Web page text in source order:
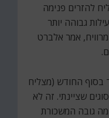
להזרים פנימה
גבוהה יותר
אמר אלברט
החודש (מצליח
שציינתי. זה לא
גובה המשכורת